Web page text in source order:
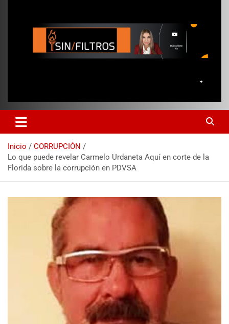
Inicio
CORRUPCIÓN
Lo que puede revelar Carmelo Urdaneta Aquí en corte de la
Florida sobre la corrupción en PDVSA